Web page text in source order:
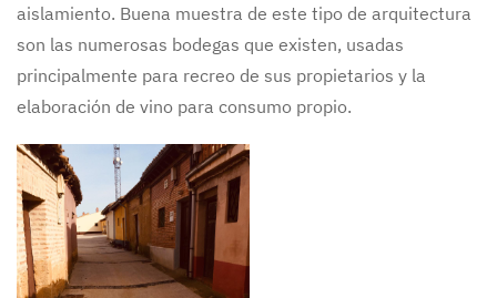
aislamiento. Buena muestra de este tipo de arquitectura
son las numerosas bodegas que existen, usadas
principalmente para recreo de sus propietarios y la
elaboración de vino para consumo propio.